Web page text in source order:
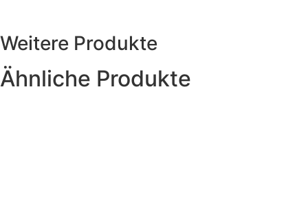
Weitere Produkte
Ähnliche Produkte